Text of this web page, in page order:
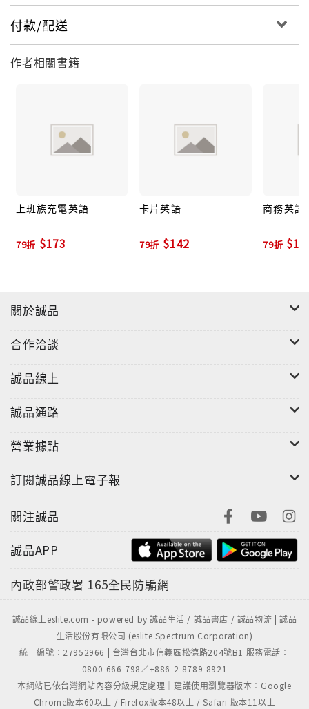
付款/配送
作者相關書籍
上班族充電英語
79折 $173
卡片英語
79折 $142
商務英語
79折
關於誠品
合作洽談
誠品線上
誠品通路
營業據點
訂閱誠品線上電子報
關注誠品
誠品APP
內政部警政署 165全民防騙網
誠品線上eslite.com - powered by 誠品生活 / 誠品書店 / 誠品物流 | 誠品
生活股份有限公司 (eslite Spectrum Corporation)
統一編號：27952966 | 台灣台北市信義區松德路204號B1 服務電話：
0800-666-798／+886-2-8789-8921
本網站已依台灣網站內容分級規定處理｜建議使用瀏覽器版本：Google
Chrome版本60以上 / Firefox版本48以上 / Safari 版本11以上